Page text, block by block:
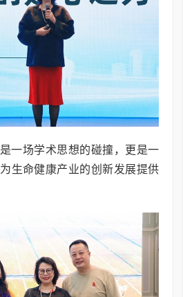
一场学术思想的碰撞，更是一
生命健康产业的创新发展提供